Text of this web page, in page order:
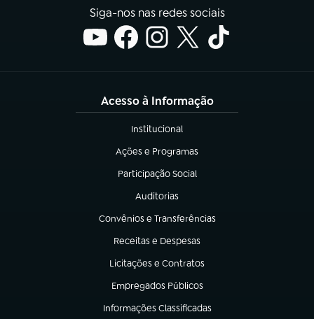
Siga-nos nas redes sociais
Acesso à Informação
Institucional
(abre em nova aba)
Ações e Programas
(abre em nova aba)
Participação Social
(abre em nova aba)
Auditorias
(abre em nova aba)
Convênios e Transferências
(abre em nova aba)
Receitas e Despesas
(abre em nova aba)
Licitações e Contratos
(abre em nova aba)
Empregados Públicos
(abre em nova aba)
Informações Classificadas
(abre em nova aba)